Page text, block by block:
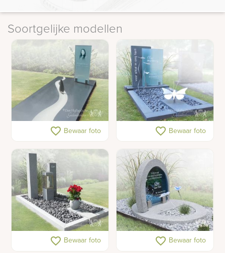
Soortgelijke modellen
Gedenkteken met
zeilboot op rivier
favorite_border Bewaar foto
Grafmonument met
vlinders van RVS
favorite_border Bewaar foto
Grafsteen met drie
zuilen en graflantaarn
favorite_border Bewaar foto
Ambachtelijke
kindergrafsteen met
favorite_border Bewaar foto